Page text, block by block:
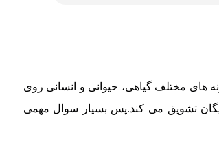
های مختلف گیاهی، حیوانی و انسانی روی
تشویق می کند.پس بسیار سوال مهمی